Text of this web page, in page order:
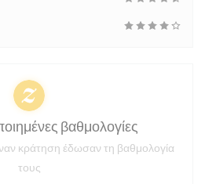
βαθμολογίες
κράτηση έδωσαν τη βαθμολογία
τους